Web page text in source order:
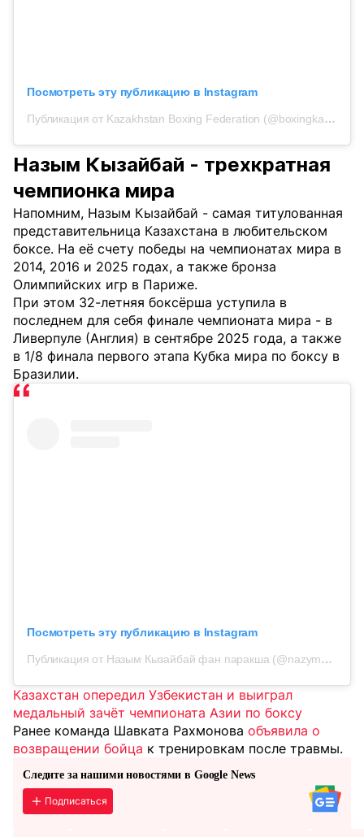
Посмотреть эту публикацию в Instagram
Публикация от Kazakhstan Boxing Federation (@boxingkazakhstan)
Назым Кызайбай - трехкратная
чемпионка мира
Напомним, Назым Кызайбай - самая титулованная
представительница Казахстана в любительском
боксе. На её счету победы на чемпионатах мира в
2014, 2016 и 2025 годах, а также бронза
Олимпийских игр в Париже.
При этом 32-летняя боксёрша уступила в
последнем для себя финале чемпионата мира - в
Ливерпуле (Англия) в сентябре 2025 года, а также
в 1/8 финала первого этапа Кубка мира по боксу в
Бразилии.
Посмотреть эту публикацию в Instagram
Публикация от Назым Кызайбай фан паракша (@nazym_kyzaibay_fan01)
Казахстан опередил Узбекистан и выиграл
медальный зачёт чемпионата Азии по боксу
Ранее команда Шавката Рахмонова объявила о
возвращении бойца к тренировкам после травмы.
Следите за нашими новостями в Google News
Подписаться